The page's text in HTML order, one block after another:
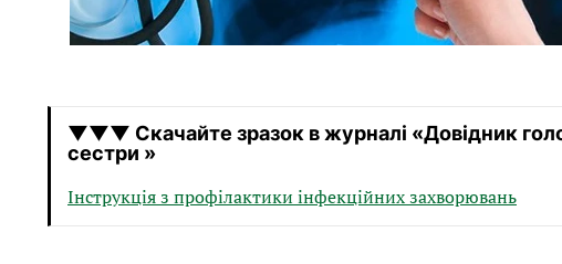
▼▼▼ Скачайте зразок в журналі «Довідник
сестри »
Інструкція з профілактики інфекційних захворювань